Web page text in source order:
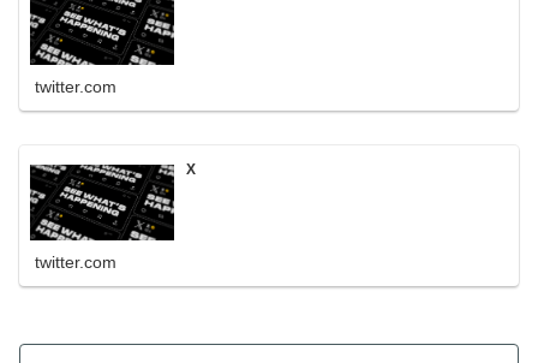
twitter.com
X
twitter.com